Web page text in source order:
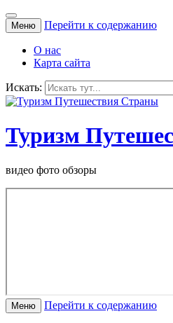
Меню Перейти к содержанию
О нас
Карта сайта
Искать:
Туризм
видео фото обзоры
Меню Перейти к содержанию